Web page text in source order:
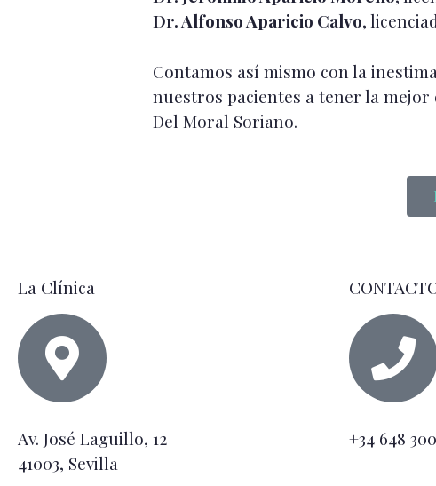
Dr. Alfonso Aparicio Calvo,
Contamos así mismo con la
nuestros pacientes a tener la mejor
Del Moral Soriano.
La Clínica
Av. José Laguillo, 12
41003, Sevilla
+34 648